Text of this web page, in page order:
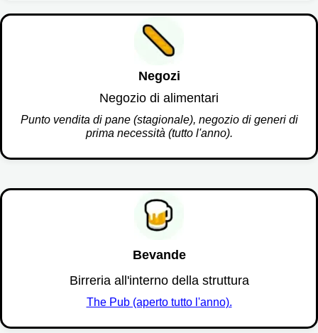
Negozi
Negozio di alimentari
Punto vendita di pane (stagionale), negozio di generi di
prima necessità (tutto l'anno).
Bevande
Birreria all'interno della struttura
The Pub (aperto tutto l'anno).